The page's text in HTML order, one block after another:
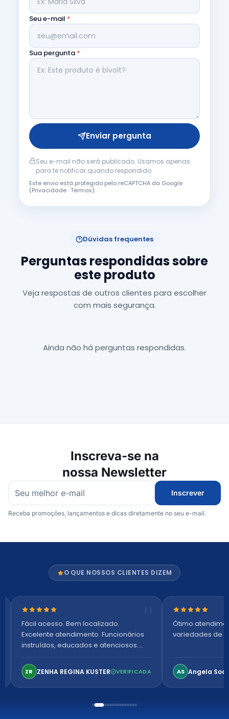
Seu e-mail *
Sua pergunta *
Enviar pergunta
Seu e-mail não será publicado. Usamos apenas
para te notificar quando respondido.
Este envio está protegido pelo reCAPTCHA da Google
(Privacidade·Termos).
Dúvidas frequentes
Perguntas respondidas sobre
este produto
Veja respostas de outros clientes para escolher
com mais segurança.
Ainda não há perguntas respondidas.
Inscreva-se na
nossa Newsletter
Inscrever
Receba promoções, lançamentos e dicas diretamente no seu e-mail.
O QUE NOSSOS CLIENTES DIZEM
Nota 5 de 5 estrelas
Fácil acesso. Bem localizado.
Excelente atendimento. Funcionários
instruídos, educados e atenciosos.
confortável. Perfeito!
ZR ZENHA REGINA KUSTER VERIFICADA
Nota 5 de 5
Ótimo
variedades de
AS Angela